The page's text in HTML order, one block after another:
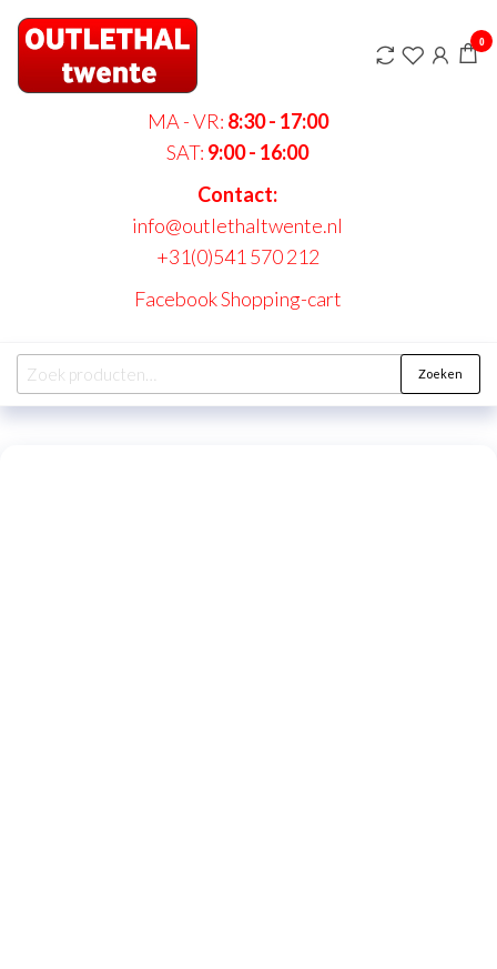
Spring
naar
Outlethaltwente.nl
– altijd iets te
MA - VR: 8:30 - 17:00
SAT: 9:00 - 16:00
Contact:
info@outlethaltwente.nl
+31(0)541 570 212
FacebookShopping-cart
0
Zoeken
naar:
Zoeken